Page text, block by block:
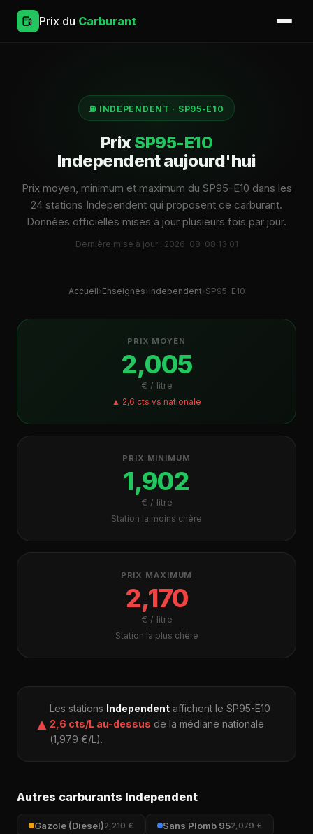
Prix du Carburant
⛽ INDEPENDENT · SP95-E10
PrixSP95-E10
Independent aujourd'hui
Prix moyen, minimum et maximum du SP95-E10 dans les
24 stations Independent qui proposent ce carburant.
Données officielles mises à jour plusieurs fois par jour.
Dernière mise à jour : 2026-08-08 13:01
Accueil› Enseignes› Independent› SP95-E10
PRIX MOYEN
2,005
€ / litre
▲ 2,6 cts vs nationale
PRIX MINIMUM
1,902
€ / litre
Station la moins chère
PRIX MAXIMUM
2,170
€ / litre
Station la plus chère
▲
Les stations Independent affichent le SP95-E10
2,6 cts/L au-dessus de la médiane nationale
(1,979 €/L).
Autres carburants Independent
Gazole (Diesel)2,210 € Sans Plomb 952,079 €